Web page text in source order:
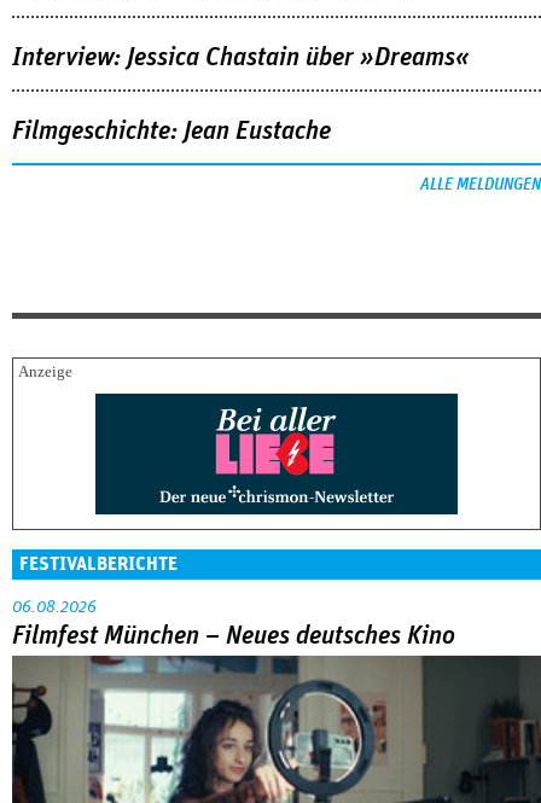
Interview: Jessica Chastain über »Dreams«
Filmgeschichte: Jean Eustache
ALLE MELDUNGEN
FESTIVALBERICHTE
06.08.2026
Filmfest München – Neues deutsches Kino